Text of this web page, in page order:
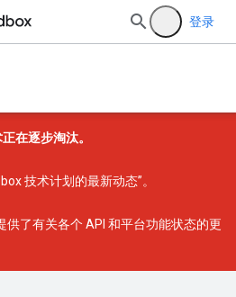
登录
在逐步淘汰。
技术计划的最新动态”。
供了有关各个 API 和平台功能状态的更